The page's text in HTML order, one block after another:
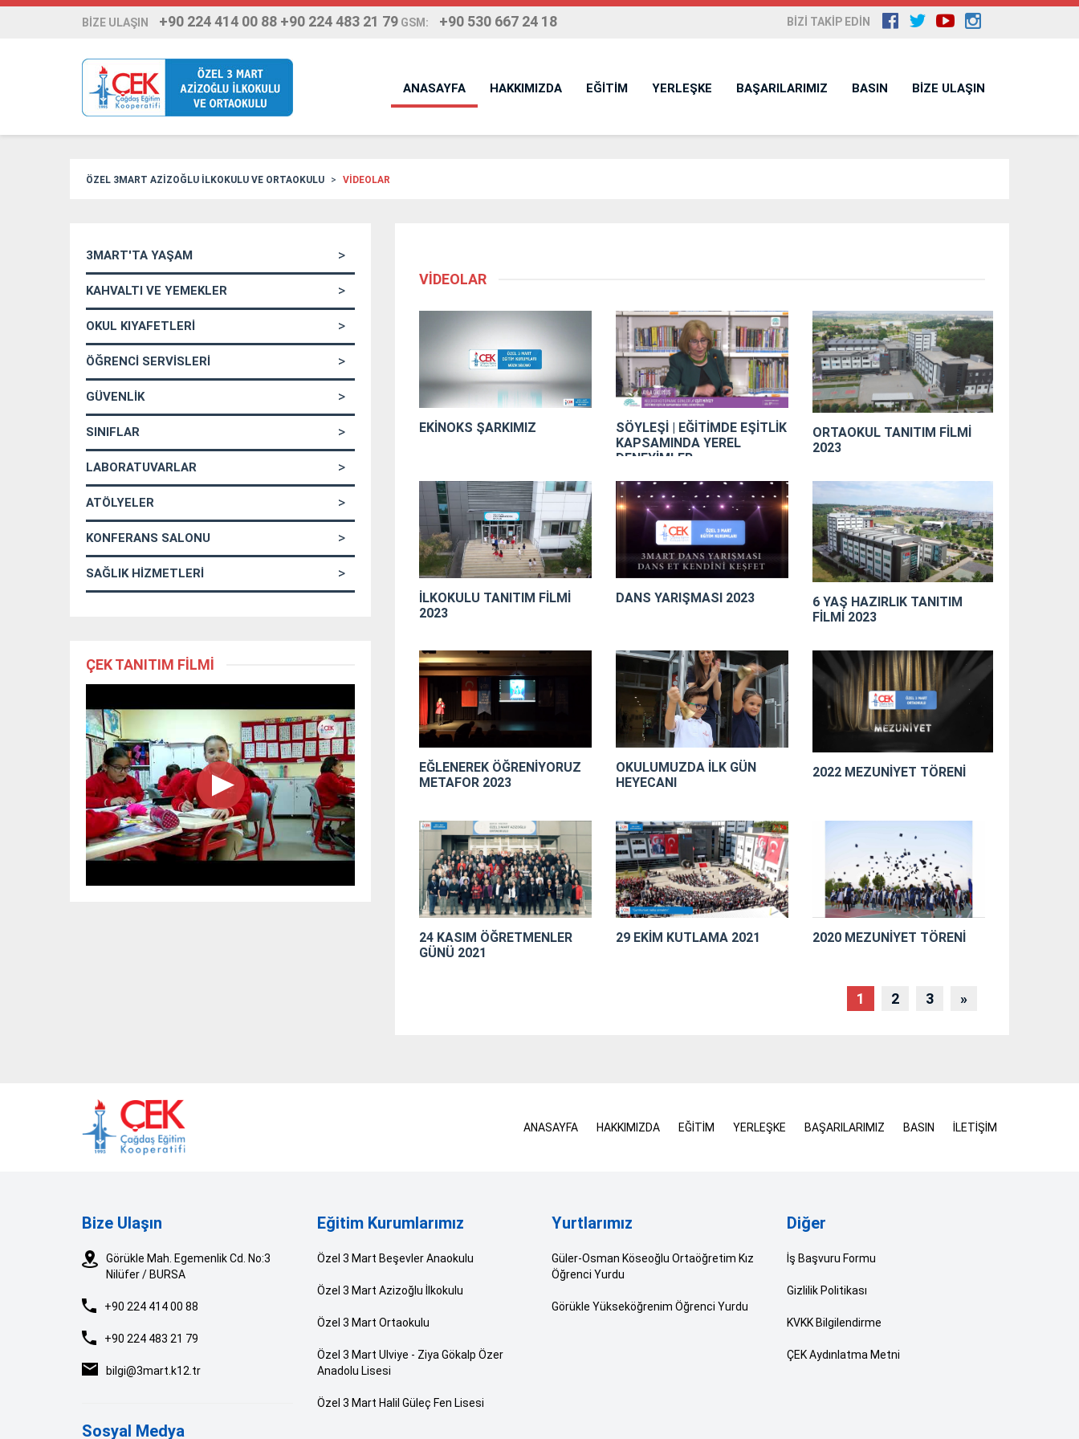
BİZE ULAŞIN +90 224 414 00 88 +90 224 483 21 79 GSM: +90 530 667 24 18 BİZİ TAKİP EDİN
ANASAYFA HAKKIMIZDA EĞİTİM YERLEŞKE BAŞARILARIMIZ BASIN BİZE ULAŞIN
ÖZEL 3MART AZİZOĞLU İLKOKULU VE ORTAOKULU VİDEOLAR
3MART'TA YAŞAM
KAHVALTI VE YEMEKLER
OKUL KIYAFETLERİ
ÖĞRENCİ SERVİSLERİ
GÜVENLİK
SINIFLAR
LABORATUVARLAR
ATÖLYELER
KONFERANS SALONU
SAĞLIK HİZMETLERİ
ÇEK TANITIM FİLMİ
VİDEOLAR
EKİNOKS ŞARKIMIZ
SÖYLEŞİ | EĞİTİMDE EŞİTLİK
KAPSAMINDA YEREL
DENEYİMLER
ORTAOKUL TANITIM FİLMİ
2023
İLKOKULU TANITIM FİLMİ
2023
DANS YARIŞMASI 2023
6 YAŞ HAZIRLIK TANITIM
FİLMİ 2023
EĞLENEREK ÖĞRENİYORUZ
METAFOR 2023
OKULUMUZDA İLK GÜN
HEYECANI
2022 MEZUNİYET TÖRENİ
24 KASIM ÖĞRETMENLER
GÜNÜ 2021
29 EKİM KUTLAMA 2021 2020 MEZUNİYET TÖRENİ
1 2 3 »
ANASAYFA HAKKIMIZDA EĞİTİM YERLEŞKE BAŞARILARIMIZ BASIN İLETİŞİM
Bize Ulaşın
Görükle Mah. Egemenlik Cd. No:3
Nilüfer / BURSA
+90 224 414 00 88
+90 224 483 21 79
bilgi@3mart.k12.tr
Sosyal Medya
Eğitim Kurumlarımız
Özel 3 Mart Beşevler Anaokulu
Özel 3 Mart Azizoğlu İlkokulu
Özel 3 Mart Ortaokulu
Özel 3 Mart Ulviye - Ziya Gökalp Özer
Anadolu Lisesi
Özel 3 Mart Halil Güleç Fen Lisesi
Yurtlarımız
Güler-Osman Köseoğlu Ortaöğretim Kız
Öğrenci Yurdu
Görükle Yükseköğrenim Öğrenci Yurdu
Diğer
İş Başvuru Formu
Gizlilik Politikası
KVKK Bilgilendirme
ÇEK Aydınlatma Metni